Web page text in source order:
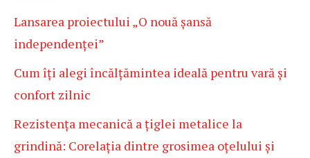
Lansarea proiectului „O nouă șansă
independenței”
Cum îți alegi încălțămintea ideală pentru vară și
confort zilnic
Rezistența mecanică a țiglei metalice la
grindină: Corelația dintre grosimea oțelului și